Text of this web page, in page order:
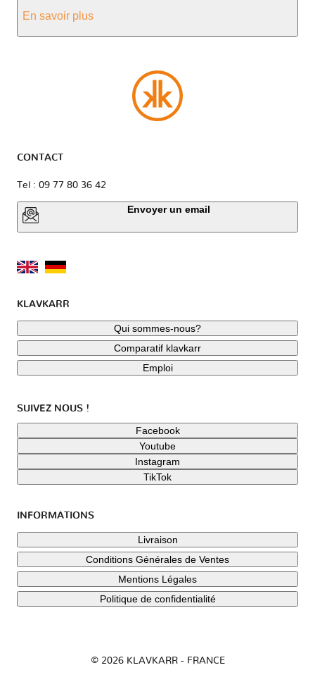
En savoir plus
CONTACT
Tel : 09 77 80 36 42
Envoyer un email
KLAVKARR
Qui sommes-nous?
Comparatif klavkarr
Emploi
SUIVEZ NOUS !
Facebook
Youtube
Instagram
TikTok
INFORMATIONS
Livraison
Conditions Générales de Ventes
Mentions Légales
Politique de confidentialité
© 2026 KLAVKARR - FRANCE